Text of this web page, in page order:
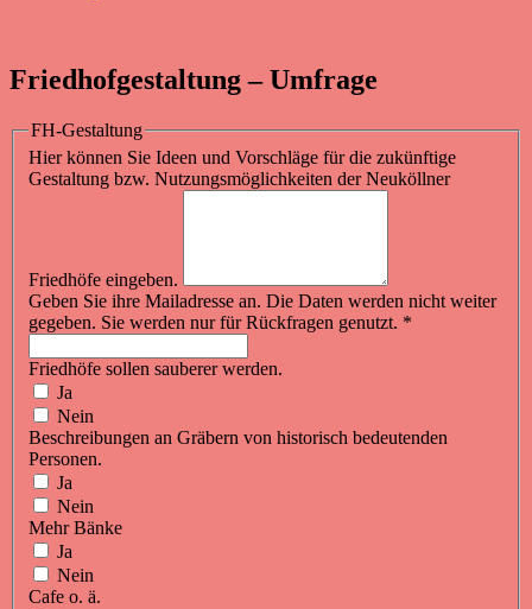
Friedhofgestaltung – Umfrage
FH-Gestaltung
Hier können Sie Ideen und Vorschläge für die zukünftige
Gestaltung bzw. Nutzungsmöglichkeiten der Neuköllner
Friedhöfe eingeben.
Geben Sie ihre Mailadresse an. Die Daten werden nicht weiter
gegeben. Sie werden nur für Rückfragen genutzt. *
Friedhöfe sollen sauberer werden.
Ja
Nein
Beschreibungen an Gräbern von historisch bedeutenden
Personen.
Ja
Nein
Mehr Bänke
Ja
Nein
Cafe o. ä.